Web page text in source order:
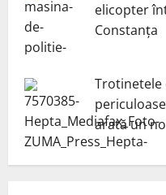
elicopter
Constanța
Trotinetele
arată un